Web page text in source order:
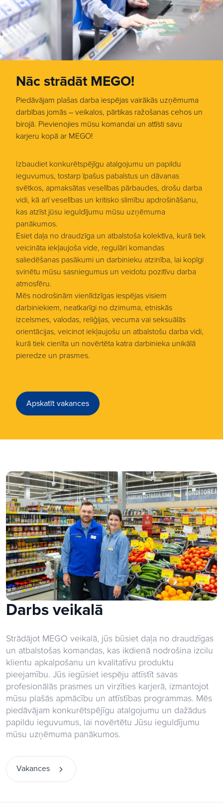
Nāc strādāt MEGO!
Piedāvājam plašas darba iespējas vairākās uzņēmuma
darbības jomās – veikalos, pārtikas ražošanas cehos un
birojā. Pievienojies mūsu komandai un attīsti savu
karjeru kopā ar MEGO!
Izbaudiet konkurētspējīgu atalgojumu un papildu
ieguvumus, tostarp īpašus pabalstus un dāvanas
svētkos, apmaksātas veselības pārbaudes, drošu darba
vidi, kā arī veselības un kritisko slimību apdrošināšanu,
kas atzīst jūsu ieguldījumu mūsu uzņēmuma
panākumos.
Esiet daļa no draudzīga un atbalstoša kolektīva, kurā tiek
veicināta iekļaujoša vide, regulāri komandas
saliedēšanas pasākumi un darbinieku atzinība, lai kopīgi
svinētu mūsu sasniegumus un veidotu pozitīvu darba
atmosfēru.
Mēs nodrošinām vienlīdzīgas iespējas visiem
darbiniekiem, neatkarīgi no dzimuma, etniskās
izcelsmes, valodas, reliģijas, vecuma vai seksuālās
orientācijas, veicinot iekļaujošu un atbalstošu darba vidi,
kurā tiek cienīta un novērtēta katra darbinieka unikālā
pieredze un prasmes.
Apskatīt vakances
Darbs veikalā
Strādājot MEGO veikalā, jūs būsiet daļa no draudzīgas
un atbalstošas komandas, kas ikdienā nodrošina izcilu
klientu apkalpošanu un kvalitatīvu produktu
pieejamību. Jūs iegūsiet iespēju attīstīt savas
profesionālās prasmes un virzīties karjerā, izmantojot
mūsu plašās apmācību un attīstības programmas. Mēs
piedāvājam konkurētspējīgu atalgojumu un dažādus
papildu ieguvumus, lai novērtētu Jūsu ieguldījumu
mūsu uzņēmuma panākumos.
Vakances